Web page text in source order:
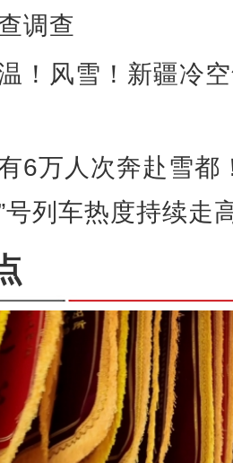
调查
！风雪！新疆冷
6万人次奔赴雪都
号列车热度持续走
此心安处是吾乡：游